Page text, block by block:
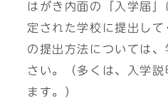
はがき内面の「入学届
定された学校に提出し
の提出方法については
さい。（多くは、入学
ます。）